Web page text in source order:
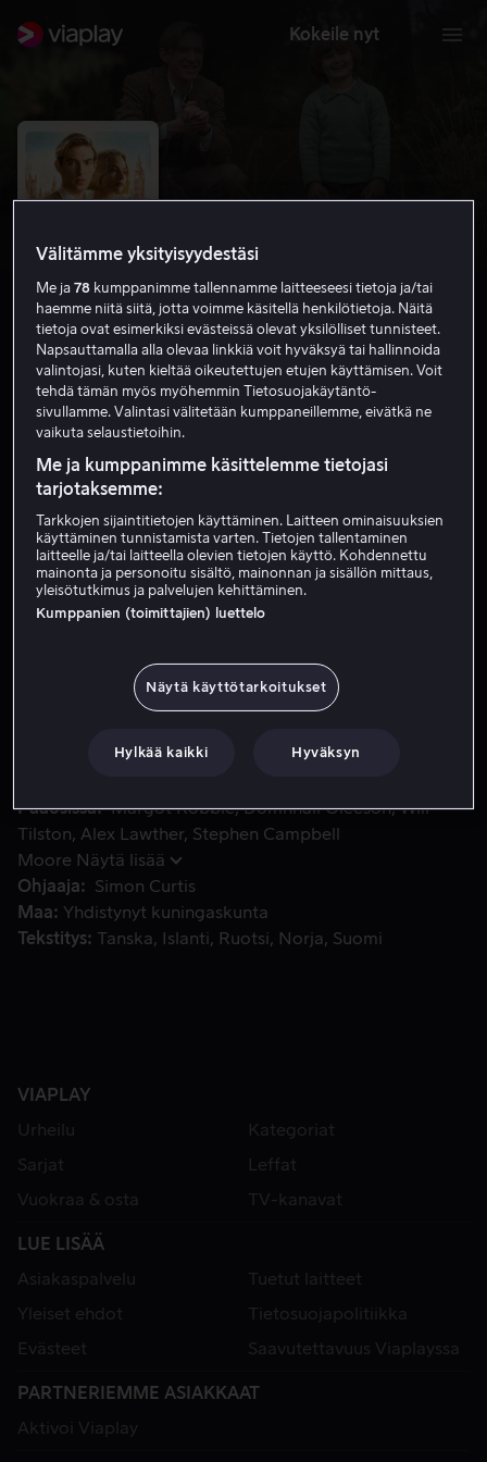
Kokeile nyt
Goodbye Christopher Robin
7.1 Draama 1 h 42 min
Vuokraa 3,99 €
Osta 13,99 €
Katso traileri
Tositarinan inspiroima kertomus A. A. Milnestä ja hänen
Tositarinan inspiroima kertomus A. A. Milnestä ja hänen
suhde synnytti Nalle Puhin tarinat.
Pääosissa Margot Robbie Domhnall Gleeson Will
Tilston
Alex Lawther Stephen Campbell
Moore Näytä lisää
Ohjaaja
Simon Curtis
Maa
Yhdistynyt kuningaskunta
Tekstitys
Tanska Islanti Ruotsi Norja Suomi
VIAPLAY
Urheilu
Kategoriat
Sarjat
Leffat
Vuokraa & osta
TV-kanavat
LUE LISÄÄ
Asiakaspalvelu
Tuetut laitteet
Yleiset ehdot
Tietosuojapolitiikka
Evästeet
Saavutettavuus Viaplayssa
PARTNERIEMME ASIAKKAAT
Aktivoi Viaplay
Välitämme yksityisyydestäsi
Me ja78 kumppanimme tallennamme laitteeseesi tietoja ja/tai
haemme niitä siitä, jotta voimme käsitellä henkilötietoja. Näitä
tietoja ovat esimerkiksi evästeissä olevat yksilölliset tunnisteet.
Napsauttamalla alla olevaa linkkiä voit hyväksyä tai hallinnoida
valintojasi, kuten kieltää oikeutettujen etujen käyttämisen. Voit
tehdä tämän myös myöhemmin Tietosuojakäytäntö-
sivullamme. Valintasi välitetään kumppaneillemme, eivätkä ne
vaikuta selaustietoihin.
Me ja kumppanimme käsittelemme tietojasi
tarjotaksemme:
Tarkkojen sijaintitietojen käyttäminen. Laitteen ominaisuuksien
käyttäminen tunnistamista varten. Tietojen tallentaminen
laitteelle ja/tai laitteella olevien tietojen käyttö. Kohdennettu
mainonta ja personoitu sisältö, mainonnan ja sisällön mittaus,
yleisötutkimus ja palvelujen kehittäminen.
Kumppanien (toimittajien) luettelo
Näytä käyttötarkoitukset
Hylkää kaikki Hyväksyn